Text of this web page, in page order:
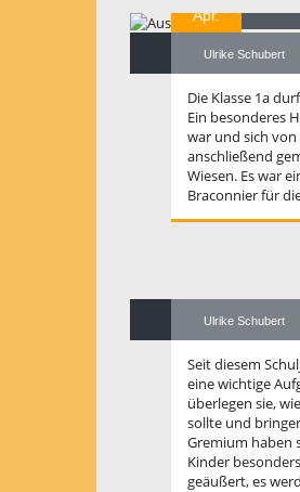
Apr.
Ulrike Schubert
Die Klasse 1a
Ein besonderes
war und sich
anschließend
Wiesen. Es war
Braconnier für
Ulrike Schubert
Seit diesem
eine wichtige
überlegen sie,
sollte und
Gremium haben
Kinder
geäußert, es